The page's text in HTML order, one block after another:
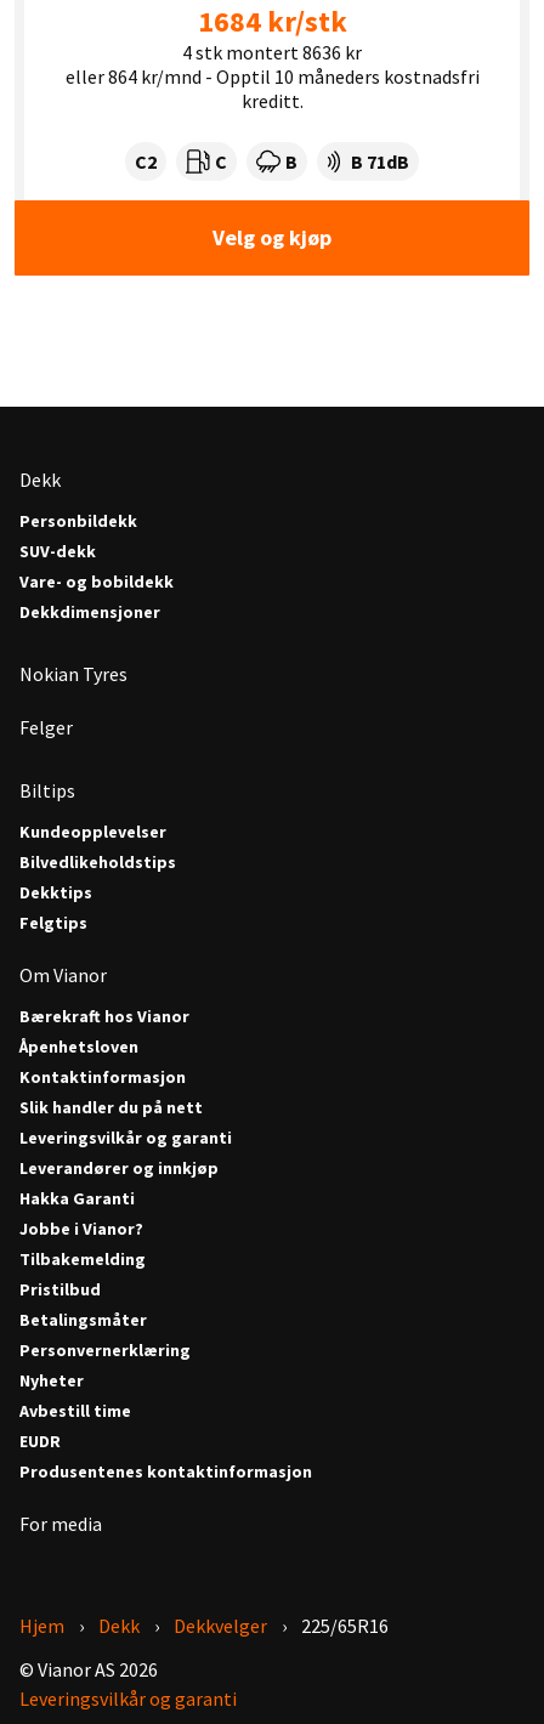
1684 kr/stk
4 stk montert 8636 kr
eller 864 kr/mnd - Opptil 10 måneders kostnadsfri
kreditt.
Dekklasse:
C2 Drivstofforbruk:
C Våtgrep:
B Dekkstøy (dB):
B 71dB
Velg og kjøp
Dekk
Personbildekk
SUV-dekk
Vare- og bobildekk
Dekkdimensjoner
Nokian Tyres
Felger
Biltips
Kundeopplevelser
Bilvedlikeholdstips
Dekktips
Felgtips
Om Vianor
Bærekraft hos Vianor
Åpenhetsloven
Kontaktinformasjon
Slik handler du på nett
Leveringsvilkår og garanti
Leverandører og innkjøp
Hakka Garanti
Jobbe i Vianor?
Tilbakemelding
Pristilbud
Betalingsmåter
Personvernerklæring
Nyheter
Avbestill time
EUDR
Produsentenes kontaktinformasjon
For media
Hjem Dekk Dekkvelger
225/65R16
© Vianor AS 2026
Leveringsvilkår og garanti